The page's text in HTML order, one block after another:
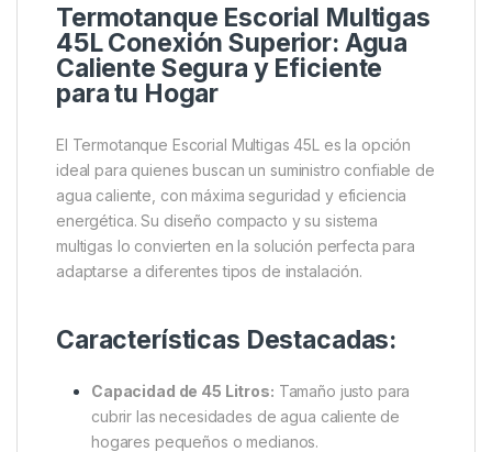
Termotanque Escorial Multigas
45L Conexión Superior: Agua
Caliente Segura y Eficiente
para tu Hogar
El Termotanque Escorial Multigas 45L es la opción
ideal para quienes buscan un suministro confiable de
agua caliente, con máxima seguridad y eficiencia
energética. Su diseño compacto y su sistema
multigas lo convierten en la solución perfecta para
adaptarse a diferentes tipos de instalación.
Características Destacadas:
Capacidad de 45 Litros: Tamaño justo para
cubrir las necesidades de agua caliente de
hogares pequeños o medianos.